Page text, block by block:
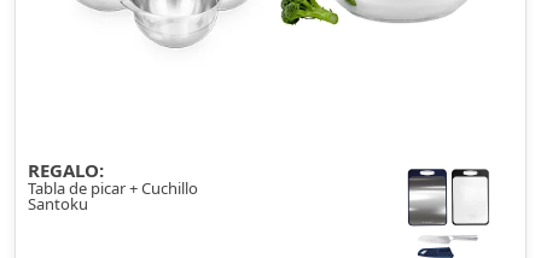
REGALO:
Tabla de picar + Cuchillo
Santoku